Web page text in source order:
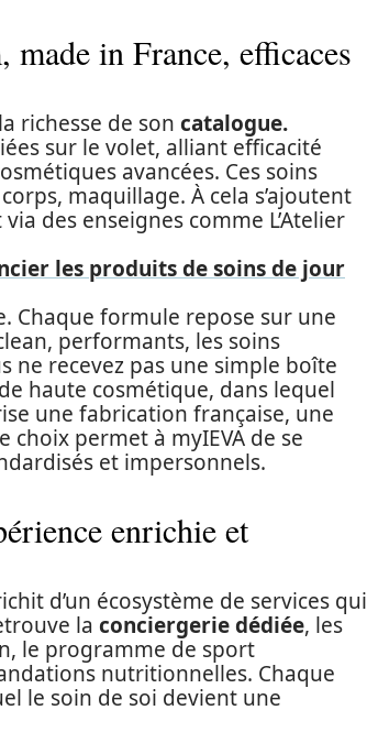
in France, efficaces
richesse de son catalogue.
sur le volet, alliant efficacité
avancées. Ces soins
maquillage. À cela s’ajoutent
des enseignes comme L’Atelier
les produits de soins de jour
Chaque formule repose sur une
performants, les soins
ne recevez pas une simple boîte
haute cosmétique, dans lequel
une fabrication française, une
permet à myIEVA de se
et impersonnels.
enrichie et
d’un écosystème de services qui
la conciergerie dédiée, les
le programme de sport
nutritionnelles. Chaque
le soin de soi devient une